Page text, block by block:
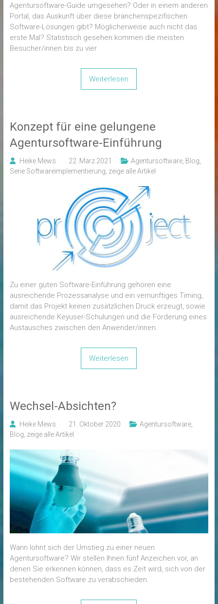
Agentursoftware-Guide umgesehen? Oder in einem anderen
Portal, das Auskunft über diese branchenspezifischen
Software-Lösungen gibt? Möglicherweise auch nicht das
erste Mal? Statistisch gesehen kommen die meisten
Besucher/innen bis zu vier
Weiterlesen
Konzept für eine gelungene
Agentursoftware-Einführung
Heike Mews 22. März 2021 Agentursoftware, Blog
Serie Softwareimplementierung zeige alle Artikel
Zu einer guten Software-Einführung gehören eine
ausreichende Prozessanalyse und ein vernünftiges Timing,
damit das Projekt keinen zusätzlichen Druck erzeugt, sowie
ausreichende Keyuser-Schulungen und die Förderung eines
Austausches zwischen den Anwender/innen.
Weiterlesen
Wechsel-Absichten?
Heike Mews 21. Oktober 2020 Agentursoftware,
Blog zeige alle Artikel
Wann lohnt sich der Umstieg zu einer neuen
Agentursoftware? Wir stellen Ihnen fünf Anzeichen vor, an
denen Sie erkennen können, dass es Zeit wird, sich von der
bestehenden Software zu verabschieden.